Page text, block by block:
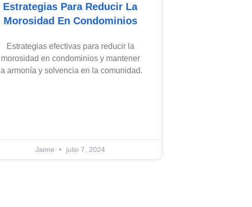
Estrategias Para Reducir La
Morosidad En Condominios
Estrategias efectivas para reducir la
morosidad en condominios y mantener
la armonía y solvencia en la comunidad.
Jaime julio 7, 2024